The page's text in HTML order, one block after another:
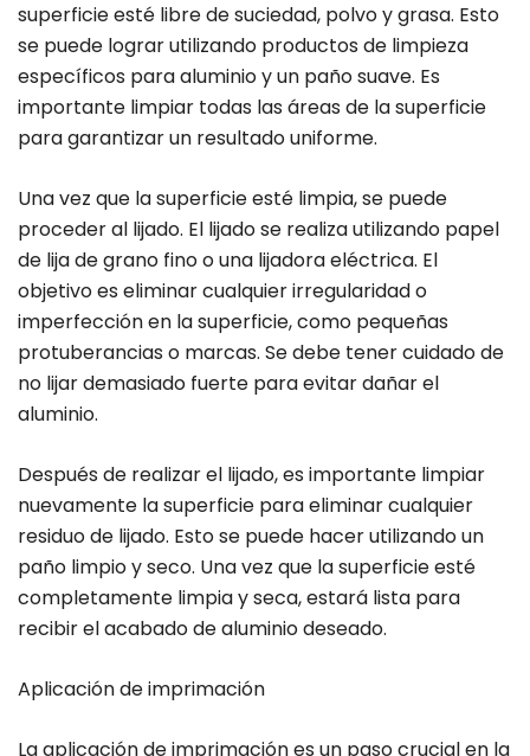
superficie esté libre de suciedad, polvo y grasa. Esto
se puede lograr utilizando productos de limpieza
específicos para aluminio y un paño suave. Es
importante limpiar todas las áreas de la superficie
para garantizar un resultado uniforme.
Una vez que la superficie esté limpia, se puede
proceder al lijado. El lijado se realiza utilizando papel
de lija de grano fino o una lijadora eléctrica. El
objetivo es eliminar cualquier irregularidad o
imperfección en la superficie, como pequeñas
protuberancias o marcas. Se debe tener cuidado de
no lijar demasiado fuerte para evitar dañar el
aluminio.
Después de realizar el lijado, es importante limpiar
nuevamente la superficie para eliminar cualquier
residuo de lijado. Esto se puede hacer utilizando un
paño limpio y seco. Una vez que la superficie esté
completamente limpia y seca, estará lista para
recibir el acabado de aluminio deseado.
Aplicación de imprimación
La aplicación de imprimación es un paso crucial en la